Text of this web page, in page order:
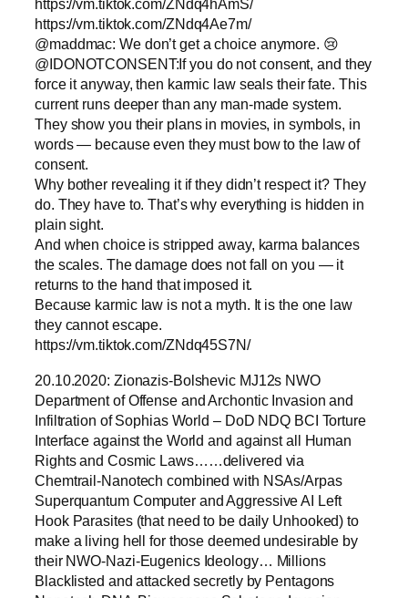
https://vm.tiktok.com/ZNdq4hAmS/
https://vm.tiktok.com/ZNdq4Ae7m/
@maddmac: We don’t get a choice anymore. 😢
@IDONOTCONSENT:If you do not consent, and they
force it anyway, then karmic law seals their fate. This
current runs deeper than any man-made system.
They show you their plans in movies, in symbols, in
words — because even they must bow to the law of
consent.
Why bother revealing it if they didn’t respect it? They
do. They have to. That’s why everything is hidden in
plain sight.
And when choice is stripped away, karma balances
the scales. The damage does not fall on you — it
returns to the hand that imposed it.
Because karmic law is not a myth. It is the one law
they cannot escape.
https://vm.tiktok.com/ZNdq45S7N/
20.10.2020: Zionazis-Bolshevic MJ12s NWO
Department of Offense and Archontic Invasion and
Infiltration of Sophias World – DoD NDQ BCI Torture
Interface against the World and against all Human
Rights and Cosmic Laws……delivered via
Chemtrail-Nanotech combined with NSAs/Arpas
Superquantum Computer and Aggressive AI Left
Hook Parasites (that need to be daily Unhooked) to
make a living hell for those deemed undesirable by
their NWO-Nazi-Eugenics Ideology… Millions
Blacklisted and attacked secretly by Pentagons